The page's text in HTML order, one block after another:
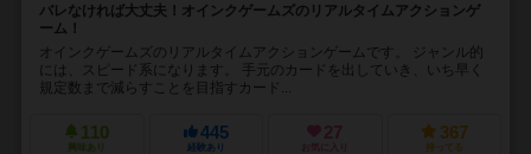
バレなければ大丈夫！オインクゲームズのリアルタイムアクションゲ
ーム！
オインクゲームズのリアルタイムアクションゲームです。 ジャンル的
には、スピード系になります。 手元のカードを出していき、いち早く
規定数まで減らすことを目指すカード...
110
興味あり
445
経験あり
27
お気に入り
367
持ってる